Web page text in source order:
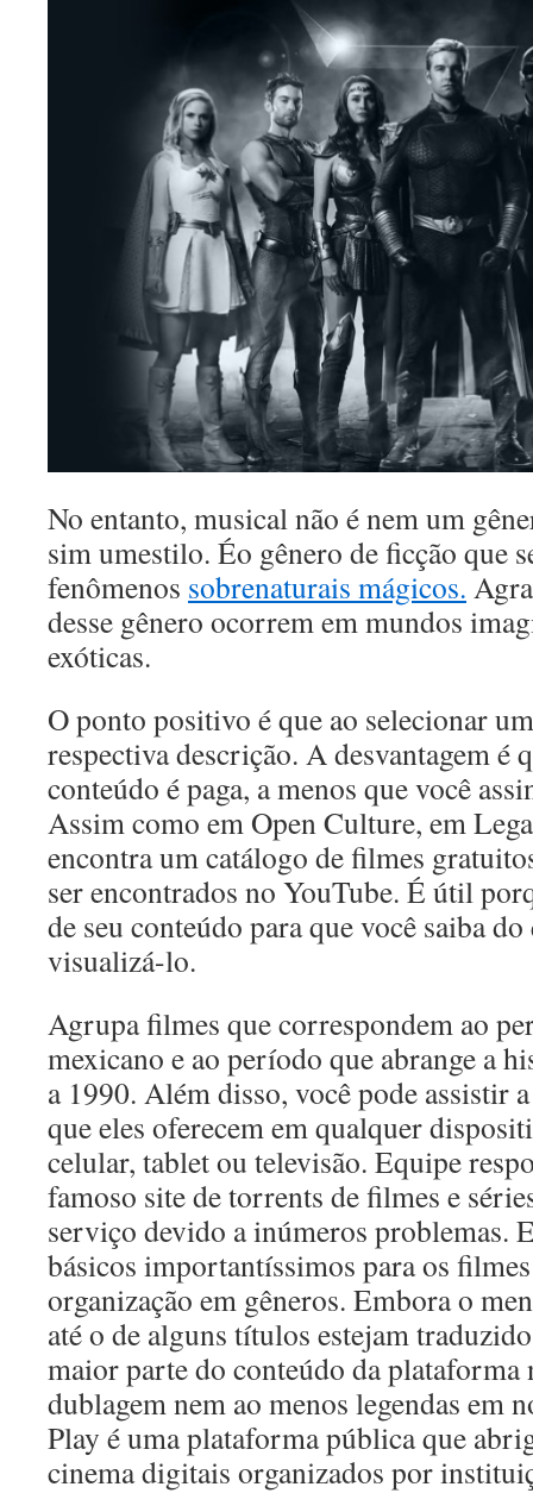
No entanto, musical não é nem um
sim umestilo. Éo gênero de ficção que
fenômenos sobrenaturais mágicos.
desse gênero ocorrem em mundos
exóticas.
O ponto positivo é que ao selecionar
respectiva descrição. A desvantagem é
conteúdo é paga, a menos que você
Assim como em Open Culture, em
encontra um catálogo de filmes
ser encontrados no YouTube. É útil
de seu conteúdo para que você saiba do
visualizá-lo.
Agrupa filmes que correspondem ao
mexicano e ao período que abrange a
a 1990. Além disso, você pode assistir
que eles oferecem em qualquer
celular, tablet ou televisão. Equipe
famoso site de torrents de filmes e
serviço devido a inúmeros problemas.
básicos importantíssimos para os
organização em gêneros. Embora o
até o de alguns títulos estejam
maior parte do conteúdo da plataforma
dublagem nem ao menos legendas em
Play é uma plataforma pública que
cinema digitais organizados por